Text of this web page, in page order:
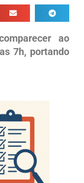
ao
7h, portando